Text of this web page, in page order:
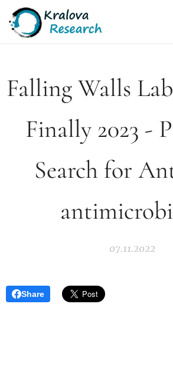
Falling Walls
Finally 2023 -
Search for
07.11.2022
Share